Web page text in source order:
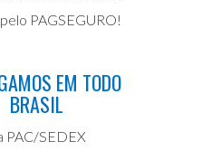
PAGSEGURO!
EM TODO
BRASIL
PAC/SEDEX